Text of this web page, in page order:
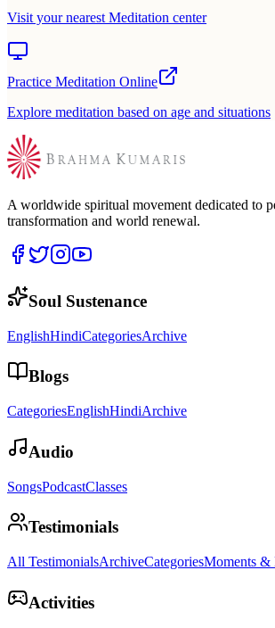
Visit your nearest Meditation center
Practice Meditation Online
Explore meditation based on age and situations
A worldwide spiritual movement dedicated to
transformation and world renewal.
Soul Sustenance
EnglishHindiCategoriesArchive
Blogs
CategoriesEnglishHindiArchive
Audio
SongsPodcastClasses
Testimonials
All TestimonialsArchiveCategoriesMoments &
Activities